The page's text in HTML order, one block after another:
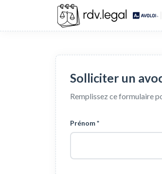
Solliciter un
Remplissez ce formulaire
Prénom *